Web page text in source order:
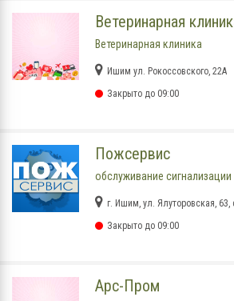
Ветеринарная
Ветеринарная клиника
Ишим ул. Рокоссовского, 22А
Закрыто до 09:00
Пожсервис
обслуживание
г. Ишим, ул. Ялуторовская, 63,
Закрыто до 09:00
Арс-Пром